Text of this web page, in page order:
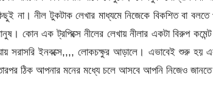
না। নীল টুকটাক লেখার মাধ্যমে নিজেকে বিকশিত বা
কোন এক ট্রপিক্সে নীলের লেখায় নীলার একটা বিরুপ
সরাসরি ইনবক্সে,,,, লোকচক্ষুর আড়ালে। এভাবেই শুরু
ঠিক আপনার মনের মধ্যে চলে আসবে আপনি নিজেও জানতে